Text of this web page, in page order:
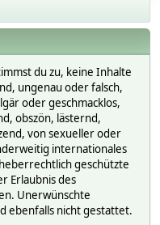
du zu, keine Inhalte
ungenau oder falsch,
oder geschmacklos,
obszön, lästernd,
von sexueller oder
internationales
geschützte
Erlaubnis des
Unerwünschte
ebenfalls nicht gestattet.